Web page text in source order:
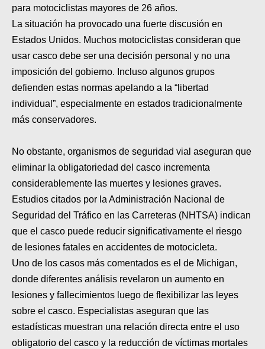
para motociclistas mayores de 26 años.
La situación ha provocado una fuerte discusión en
Estados Unidos. Muchos motociclistas consideran que
usar casco debe ser una decisión personal y no una
imposición del gobierno. Incluso algunos grupos
defienden estas normas apelando a la “libertad
individual”, especialmente en estados tradicionalmente
más conservadores.
No obstante, organismos de seguridad vial aseguran que
eliminar la obligatoriedad del casco incrementa
considerablemente las muertes y lesiones graves.
Estudios citados por la Administración Nacional de
Seguridad del Tráfico en las Carreteras (NHTSA) indican
que el casco puede reducir significativamente el riesgo
de lesiones fatales en accidentes de motocicleta.
Uno de los casos más comentados es el de Michigan,
donde diferentes análisis revelaron un aumento en
lesiones y fallecimientos luego de flexibilizar las leyes
sobre el casco. Especialistas aseguran que las
estadísticas muestran una relación directa entre el uso
obligatorio del casco y la reducción de víctimas mortales